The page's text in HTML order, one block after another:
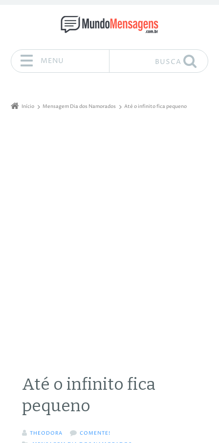
MENU BUSCA
Início Mensagem Dia dos Namorados Até o infinito fica pequeno
Até o infinito fica
pequeno
THEODORA
COMENTE!